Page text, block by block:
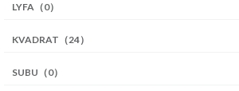
LYFA（0）
KVADRAT（24）
SUBU（0）